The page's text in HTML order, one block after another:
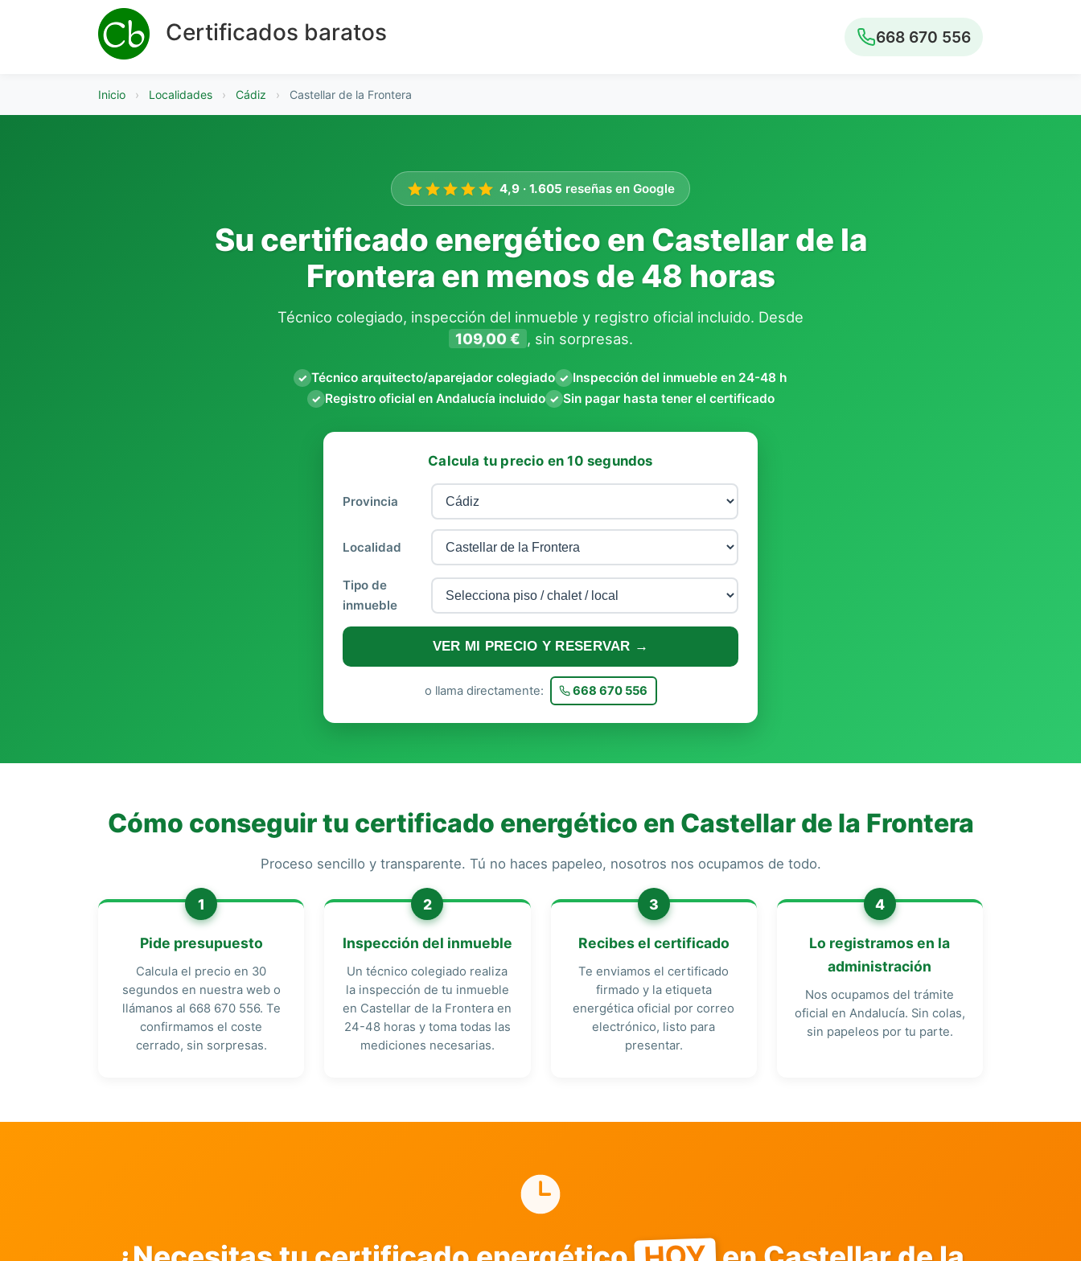
Certificados baratos 668 670 556
Inicio › Localidades › Cádiz › Castellar de la Frontera
4,9 · 1.605 reseñas en Google
Su certificado energético en Castellar de la
Frontera en menos de 48 horas
Técnico colegiado, inspección del inmueble y registro oficial incluido. Desde
109,00 € , sin sorpresas.
✓ Técnico arquitecto/aparejador colegiado ✓ Inspección del inmueble en 24-48 h
✓ Registro oficial en Andalucía incluido ✓ Sin pagar hasta tener el certificado
Calcula tu precio en 10 segundos
Provincia
Localidad
Tipo de
inmueble
VER MI PRECIO Y RESERVAR →
o llama directamente: 668 670 556
Cómo conseguir tu certificado energético en Castellar de la Frontera
Proceso sencillo y transparente. Tú no haces papeleo, nosotros nos ocupamos de todo.
1
Pide presupuesto
Calcula el precio en 30
segundos en nuestra web o
llámanos al 668 670 556. Te
confirmamos el coste
cerrado, sin sorpresas.
2
Inspección del inmueble
Un técnico colegiado realiza
la inspección de tu inmueble
en Castellar de la Frontera en
24-48 horas y toma todas las
mediciones necesarias.
3
Recibes el certificado
Te enviamos el certificado
firmado y la etiqueta
energética oficial por correo
electrónico, listo para
presentar.
4
Lo registramos en la
administración
Nos ocupamos del trámite
oficial en Andalucía. Sin colas,
sin papeleos por tu parte.